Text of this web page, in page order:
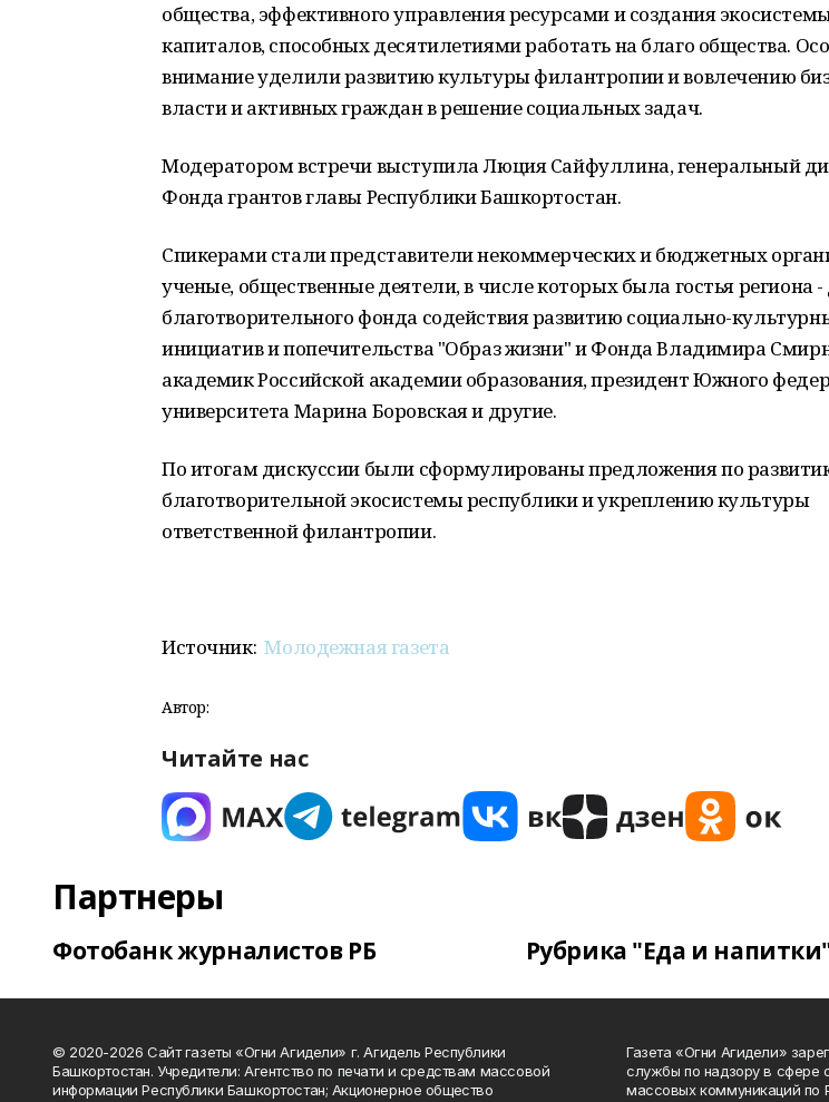
общества, эффективного управления ресурсами и создания
капиталов, способных десятилетиями работать на благо общества.
внимание уделили развитию культуры филантропии и вовлечению
власти и активных граждан в решение социальных задач.
Модератором встречи выступила Люция Сайфуллина, генеральный
Фонда грантов главы Республики Башкортостан.
Спикерами стали представители некоммерческих и бюджетных
ученые, общественные деятели, в числе которых была гостья региона
благотворительного фонда содействия развитию социально-
инициатив и попечительства "Образ жизни" и Фонда Владимира
академик Российской академии образования, президент Южного
университета Марина Боровская и другие.
По итогам дискуссии были сформулированы предложения по
благотворительной экосистемы республики и укреплению культуры
ответственной филантропии.
Источник:Молодежная газета
Автор:
Читайте нас
Партнеры
Фотобанк журналистов РБ Рубрика "Еда и
© 2020-2026 Сайт газеты «Огни Агидели» г. Агидель Республики
Башкортостан. Учредители: Агентство по печати и средствам массовой
информации Республики Башкортостан; Акционерное общество
Газета «Огни Агидели»
службы по надзору в сфере
массовых коммуникаций по